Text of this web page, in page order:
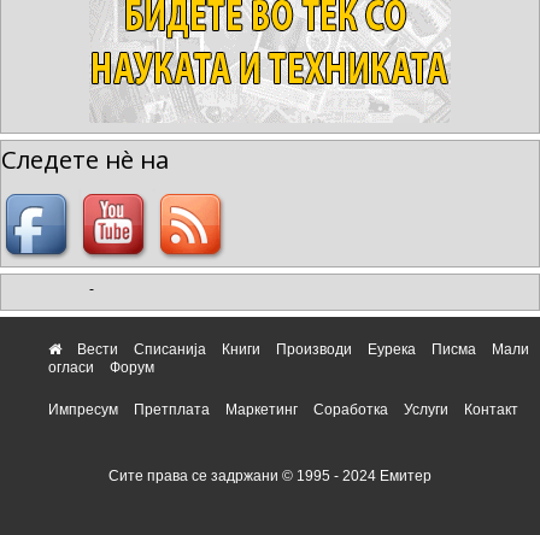
Следете нè на
-
Вести Списанија Книги Производи Еурека Писма
Мали
огласи
Форум
Импресум Претплата Маркетинг Соработка Услуги Контакт
Сите права се задржани © 1995 - 2024 Емитер